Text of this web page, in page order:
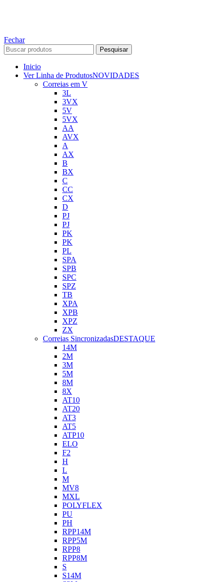
Fechar
Pesquisar
Inicio
Ver Linha de ProdutosNOVIDADES
Correias em V
3L
3VX
5V
5VX
AA
AVX
A
AX
B
BX
C
CC
CX
D
PJ
PJ
PK
PK
PL
SPA
SPB
SPC
SPZ
TB
XPA
XPB
XPZ
ZX
Correias SincronizadasDESTAQUE
14M
2M
3M
5M
8M
8X
AT10
AT20
AT3
AT5
ATP10
ELO
F2
H
L
M
MV8
MXL
POLYFLEX
PU
PH
RPP14M
RPP5M
RPP8
RPP8M
S
S14M